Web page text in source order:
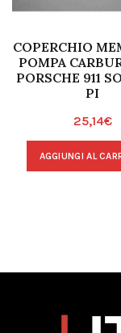
COPERCHIO
POMPA
PORSCHE 911
PI
25,14€
AGGIUNGI AL